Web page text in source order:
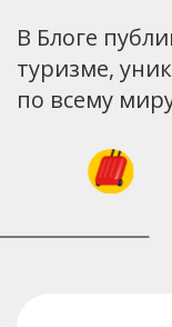
В Блоге
туризме,
по всему